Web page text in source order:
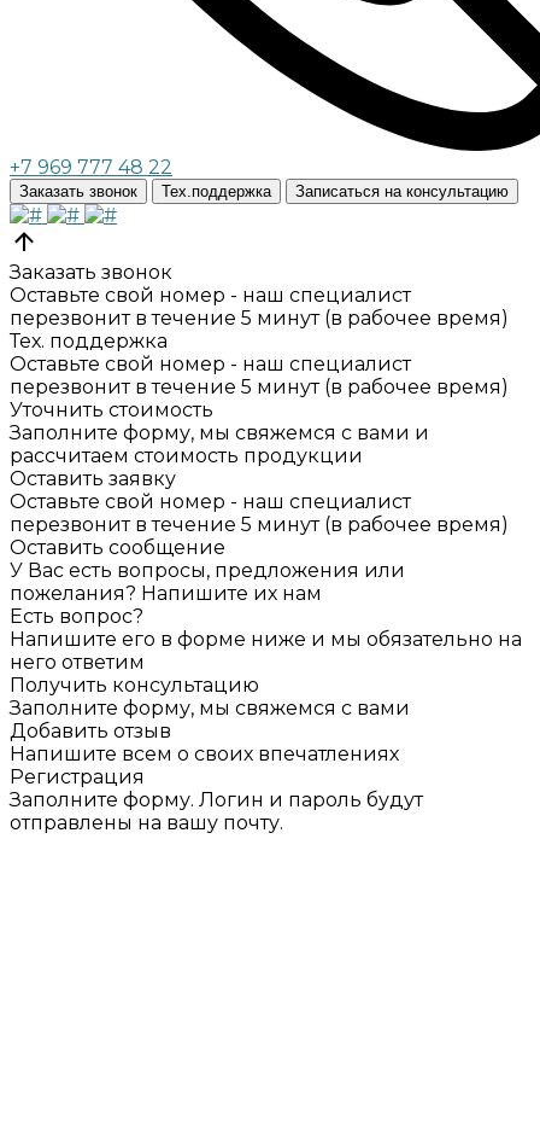
+7 969 777 48 22
Заказать звонок Тех.поддержка Записаться на консультацию
Заказать звонок
Оставьте свой номер - наш специалист
перезвонит в течение 5 минут (в рабочее время)
Тех. поддержка
Оставьте свой номер - наш специалист
перезвонит в течение 5 минут (в рабочее время)
Уточнить стоимость
Заполните форму, мы свяжемся с вами и
рассчитаем стоимость продукции
Оставить заявку
Оставьте свой номер - наш специалист
перезвонит в течение 5 минут (в рабочее время)
Оставить сообщение
У Вас есть вопросы, предложения или
пожелания? Напишите их нам
Есть вопрос?
Напишите его в форме ниже и мы обязательно на
него ответим
Получить консультацию
Заполните форму, мы свяжемся с вами
Добавить отзыв
Напишите всем о своих впечатлениях
Регистрация
Заполните форму. Логин и пароль будут
отправлены на вашу почту.